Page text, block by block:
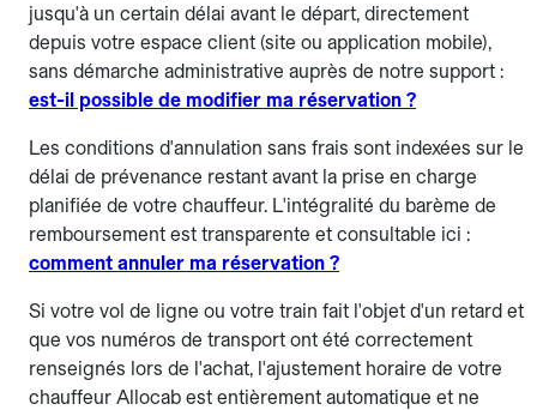
jusqu'à un certain délai avant le départ, directement
depuis votre espace client (site ou application mobile),
sans démarche administrative auprès de notre support :
est-il possible de modifier ma réservation ?
Les conditions d'annulation sans frais sont indexées sur le
délai de prévenance restant avant la prise en charge
planifiée de votre chauffeur. L'intégralité du barème de
remboursement est transparente et consultable ici :
comment annuler ma réservation ?
Si votre vol de ligne ou votre train fait l'objet d'un retard et
que vos numéros de transport ont été correctement
renseignés lors de l'achat, l'ajustement horaire de votre
chauffeur Allocab est entièrement automatique et ne